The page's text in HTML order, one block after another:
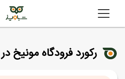
رکورد فرودگاه مونیخ در 2018